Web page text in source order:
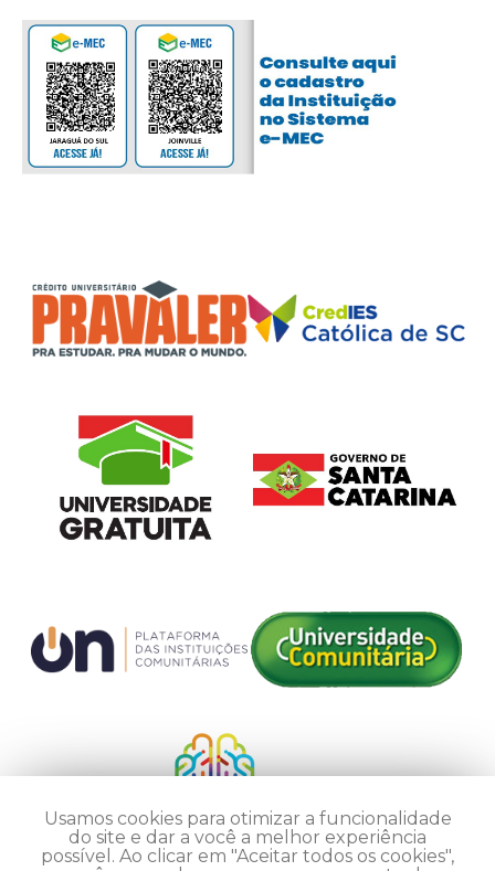
Usamos cookies para otimizar a funcionalidade
do site e dar a você a melhor experiência
possível. Ao clicar em "Aceitar todos os cookies",